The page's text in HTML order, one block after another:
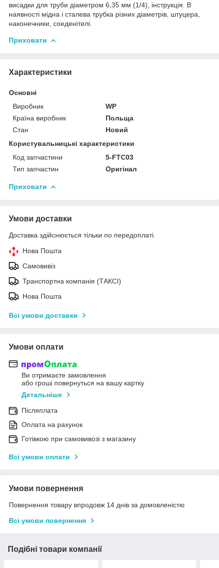
висадки для труби діаметром 6,35 мм (1/4), інструкція. В
наявності мідна і сталева трубка різних діаметрів, штуцера,
наконечники, соеденітелі.
Приховати
Характеристики
Основні
Виробник
WP
Країна виробник
Польща
Стан
Новий
Користувальницькі характеристики
Код запчастини
5-FTC03
Тип запчастин
Оригінал
Приховати
Умови доставки
Доставка здійснюється тільки по передоплаті.
Нова Пошта
Самовивіз
Транспортна компанія (ТАКСІ)
Нова Пошта
Всі умови доставки
Умови оплати
Ви отримаєте замовлення
або гроші повернуться на вашу картку
Детальніше
Післяплата
Оплата на рахунок
Готівкою при самовивозі з магазину
Всі умови оплати
Умови повернення
Повернення товару впродовж 14 днів за домовленістю
Всі умови повернення
Подібні товари компанії